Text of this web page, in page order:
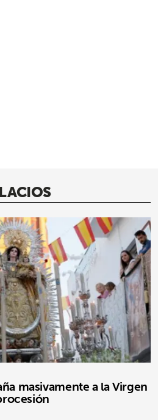
masivamente a la Virgen